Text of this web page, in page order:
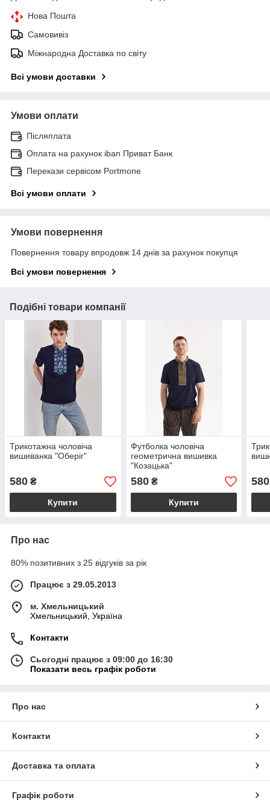
Нова Пошта
Самовивіз
Міжнародна Доставка по світу
Всі умови доставки
Умови оплати
Післяплата
Оплата на рахунок iban Приват Банк
Перекази сервісом Portmone
Всі умови оплати
Умови повернення
Повернення товару впродовж 14 днів за рахунок покупця
Всі умови повернення
Подібні товари компанії
Трикотажна чоловіча
вишиванка "Оберіг"
580 ₴
Купити
Футболка чоловіча
геометрична вишивка
"Козацька"
580₴
Купити
580
Про нас
80% позитивних з 25 відгуків за рік
Працює з 29.05.2013
м. Хмельницький
Хмельницький, Україна
Контакти
Сьогодні працює з 09:00 до 16:30
Показати весь графік роботи
Про нас
Контакти
Доставка та оплата
Графік роботи